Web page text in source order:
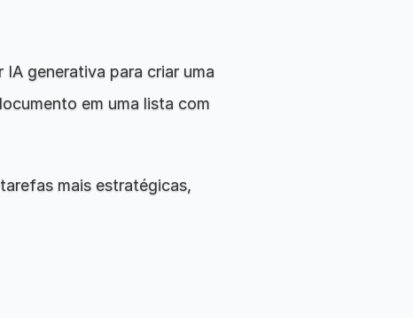
generativa para criar uma
em uma lista com
mais estratégicas,